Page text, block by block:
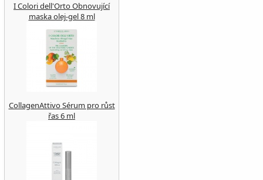
I Colori dell'Orto Obnovující
maska ​​olej-gel 8 ml
CollagenAttivo Sérum pro růst
řas 6 ml